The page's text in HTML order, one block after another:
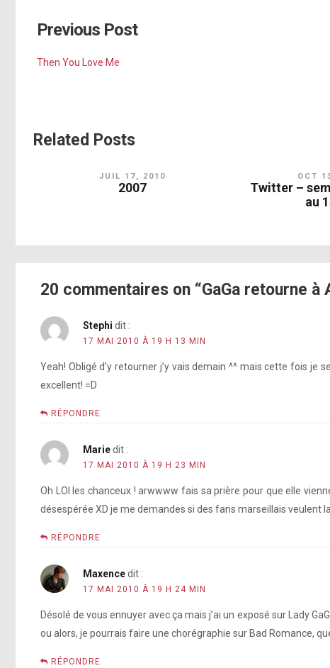
Previous Post
Then You Love Me
Related Posts
JUIL 17, 2010
2007
OCT
Twitter –
au
20 commentaires on “GaGa retourne à
Stephi dit :
17 MAI 2010 À 19 H 13 MIN
Yeah! Obligé d’y retourner j’y vais demain ^^ mais cette fois je
excellent! =D
RÉPONDRE
Mariedit :
17 MAI 2010 À 19 H 23 MIN
Oh LOl les chanceux ! arwwww fais sa prière pour que elle
désespérée XD je me demandes si des fans marseillais veulent
RÉPONDRE
Maxencedit :
17 MAI 2010 À 19 H 24 MIN
Désolé de vous ennuyer avec ça mais j’ai un exposé sur Lady
ou alors, je pourrais faire une chorégraphie sur Bad Romance,
RÉPONDRE